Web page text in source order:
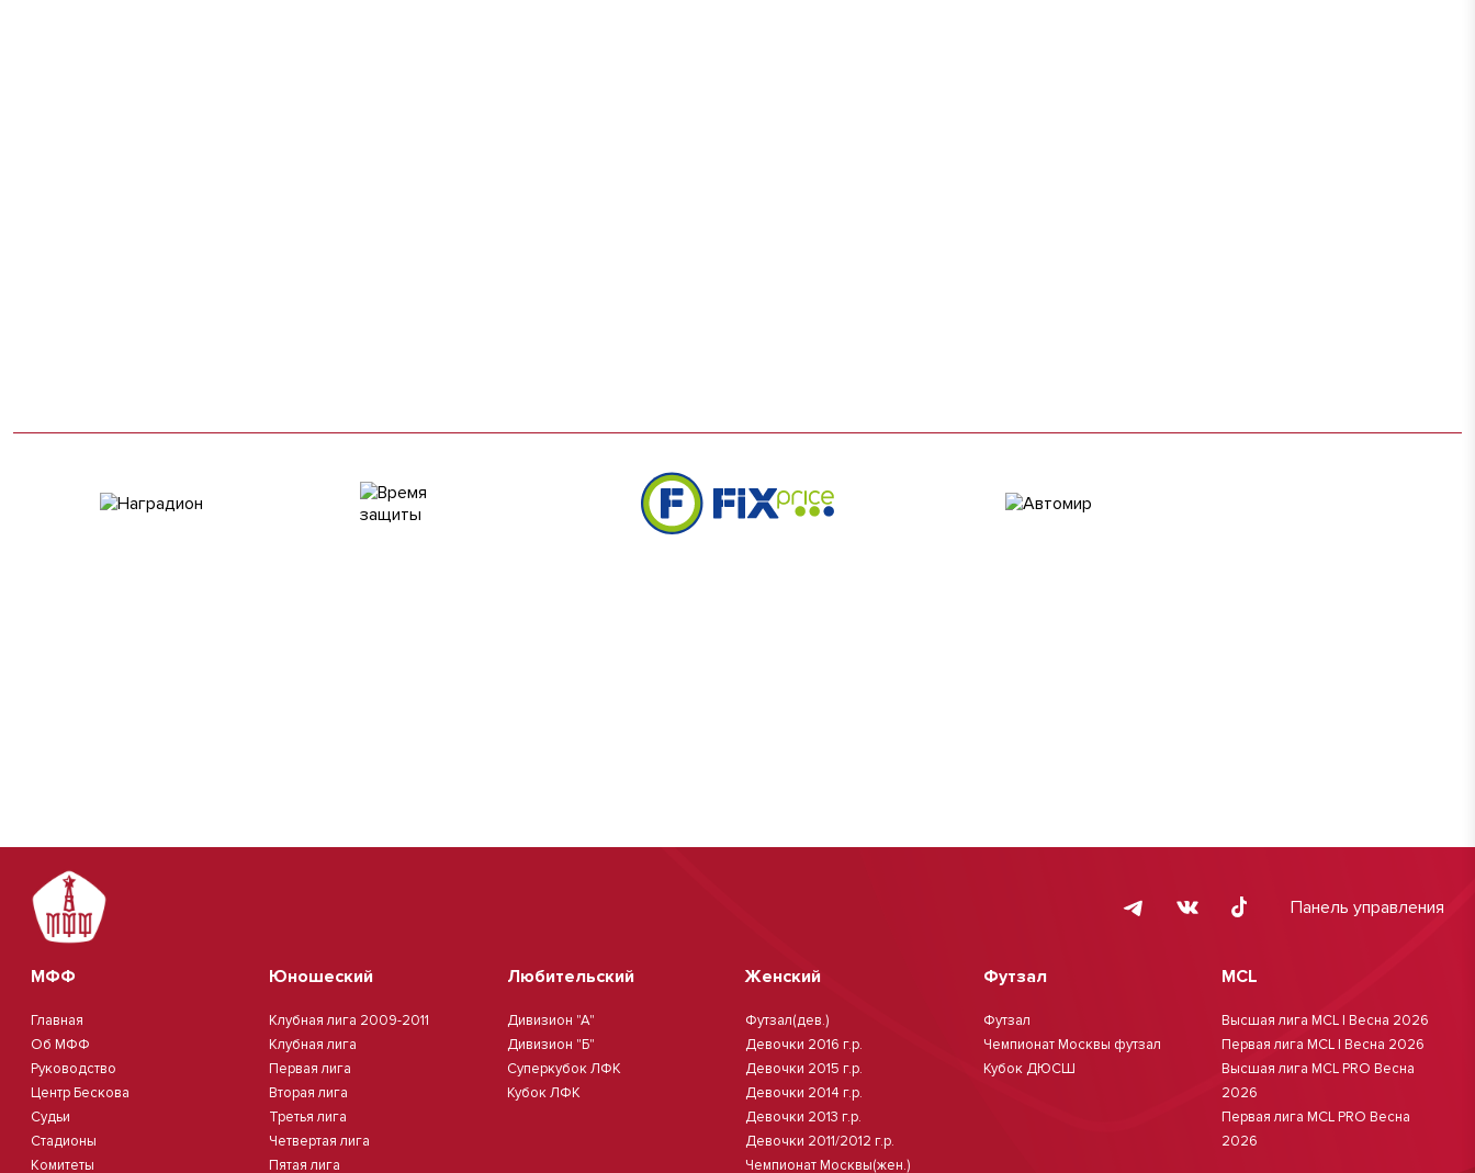
Панель управления
МФФ
Главная
Об МФФ
Руководство
Центр Бескова
Судьи
Стадионы
Комитеты
Юношеский
Клубная лига 2009-2011
Клубная лига
Первая лига
Вторая лига
Третья лига
Четвертая лига
Пятая лига
Любительский
Дивизион "А"
Дивизион "Б"
Суперкубок ЛФК
Кубок ЛФК
Женский
Футзал(дев.)
Девочки 2016 г.р.
Девочки 2015 г.р.
Девочки 2014 г.р.
Девочки 2013 г.р.
Девочки 2011/2012 г.р.
Чемпионат Москвы(жен.)
Футзал
Футзал
Чемпионат Москвы футзал
Кубок ДЮСШ
MCL
Высшая лига MCL | Весна 2026
Первая лига MCL | Весна 2026
Высшая лига MCL PRO Весна
2026
Первая лига MCL PRO Весна
2026